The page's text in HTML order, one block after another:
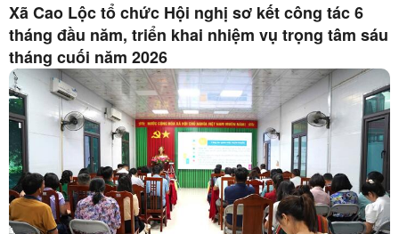
Xã Cao Lộc tổ chức Hội nghị sơ kết công tác 6
tháng đầu năm, triển khai nhiệm vụ trọng tâm sáu
tháng cuối năm 2026